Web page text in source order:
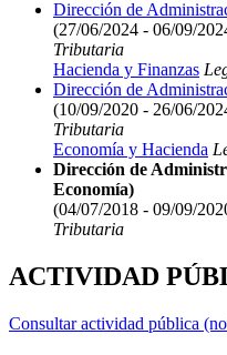
Dirección de
(27/06/2024 - 06/09/
Tributaria
Hacienda y Finanzas
Dirección de
(10/09/2020 - 26/06/
Tributaria
Economía y Hacienda
Dirección de
Economía)
(04/07/2018 - 09/09/
Tributaria
ACTIVIDAD
Consultar actividad pública